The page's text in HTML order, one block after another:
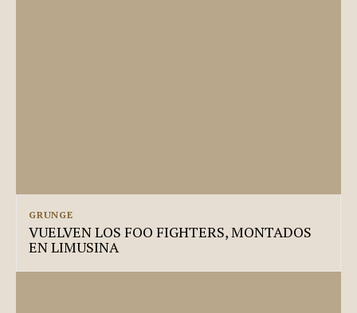
GRUNGE
VUELVEN LOS FOO FIGHTERS, MONTADOS
EN LIMUSINA